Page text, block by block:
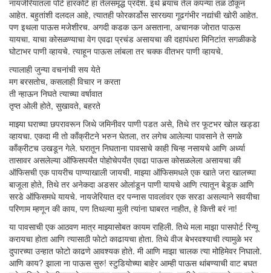
नायजेरियातला पोर्ट हारकोर्ट हा तेलसमृद्ध प्रदेश. इथे बर्‍याच तेल कंपन्या तळ ठोकून
आहेत. बहुतांशी दलदल आहे, त्यातही फोरकार्डोस सारख्या गूढगंभीर नद्यांची खोरी आहेत.
पण इथला पाऊस मजेशीरच. अगदी कडक ऊन असताना, अचानक जोरात पाऊस
यायचा. याचा कोसळण्याचा वेग एवढा प्रचंड असायचा की दहापंधरा मिनिटांत सगळीकडे
घोटाभर पाणी व्हायचे. त्याहून पाऊस लांबला तर चक्क वीतभर पाणी व्हायचे.
त्यालाही जुन्या वचनांची सय येते
मग बरसतोच, कसलाही विचार न करता
ती न्हाऊन निघते त्याच्या वर्षावात
तृप्त ओली होते, सुखावते, बहरते
माझ्या घराच्या छपरावरून जिथे जमिनीवर पाणी पडत असे, तिथे तर फूटभर खोल खड्डा
व्हायचा. एकदा मी तो काँक्रीटने भरुन घेतला, तर लगेच आलेल्या पावसाने ते सगळे
काँक्रीटच उखडून गेले. घरातून निघताना पावसाचे काही चिन्ह नसायचे आणि अर्ध्या
तासावर असलेल्या ऑफिसपर्यंत पोहोचेपर्यंत एवढा पाऊस कोसळलेला असायचा की
ऑफिसची एक पायरीच पाण्याखाली जायची. माझ्या ऑफिसमधले एक खाते जरा खालच्या
बाजूला होते, तिथे तर अनेकदा अडसर ओलांडून पाणी यायचे आणि त्यातून बेडूक आणि
सरडे ऑफिसमधे यायचे. नायजेरियात दर पन्नास पावलांवर एक सरडा असल्याने सवयीचा
परिणाम म्हणून की काय, पण तिथल्या मुली त्यांना घाबरत नाहीत, हे कित्ती बरं ना!
या पावसाची एक आठवण मात्र माझ्यासोबत कायम राहिली. तिथे मला माझा पासपोर्ट रिन्यू
करायचा होता आणि त्यासाठी फोटो काढायचा होता. तिथे वीज बेभरवश्याची त्यामुळे भर
दुपारच्या उन्हात फोटो काढणे आवश्यक होते. मी आणि माझा चालक त्या मोहिमेवर निघालो.
आणि काय? झाला ना पाऊस सुरु! स्टुडियोच्या बाहेर आम्ही पाऊस थांबण्याची वाट बघत